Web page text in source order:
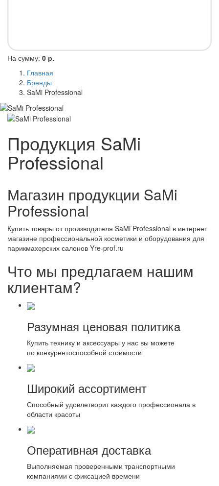
На сумму: 0 р.
Главная
Бренды
SaMi Professional
Продукция SaMi
Professional
Магазин продукции SaMi
Professional
Купить товары от производителя SaMi Professional в интернет
магазине профессиональной косметики и оборудования для
парикмахерских салонов Yre-prof.ru
Что мы предлагаем нашим
клиентам?
Разумная ценовая политика
Купить технику и аксессуары у нас вы можете
по конкурентоспособной стоимости
Широкий ассортимент
Способный удовлетворит каждого профессионала в
области красоты
Оперативная доставка
Выполняемая проверенными транспортными
компаниями с фиксацией времени